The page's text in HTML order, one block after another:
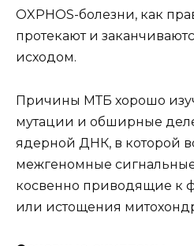
OXPHOS-болезни, как
протекают и
исходом.
Причины МТБ хорошо
мутации и обширные
ядерной ДНК, в которой
межгеномные
косвенно приводящие к
или истощения